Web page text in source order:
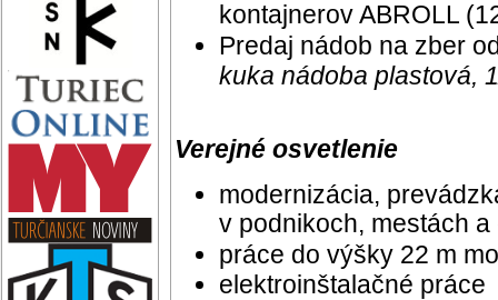
kontajnerov ABROLL
Predaj nádob na zber
kuka nádoba plastová,
Verejné osvetlenie
modernizácia,
v podnikoch, mestách a
práce do výšky 22 m
elektroinštalačné práce